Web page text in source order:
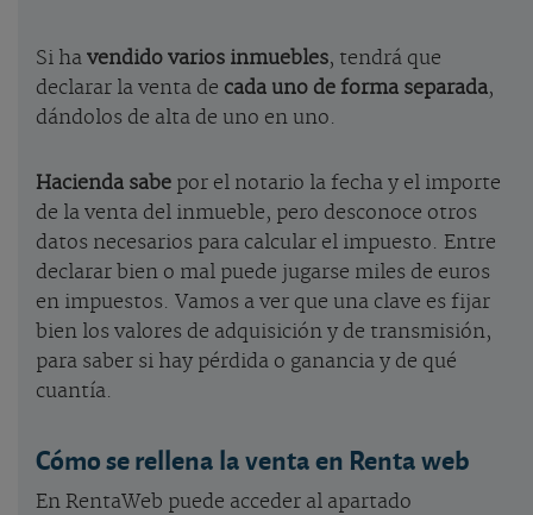
Si ha vendido varios inmuebles, tendrá que
declarar la venta de cada uno de forma separada,
dándolos de alta de uno en uno.
Hacienda sabe por el notario la fecha y el importe
de la venta del inmueble, pero desconoce otros
datos necesarios para calcular el impuesto. Entre
declarar bien o mal puede jugarse miles de euros
en impuestos. Vamos a ver que una clave es fijar
bien los valores de adquisición y de transmisión,
para saber si hay pérdida o ganancia y de qué
cuantía.
Cómo se rellena la venta en Renta web
En RentaWeb puede acceder al apartado